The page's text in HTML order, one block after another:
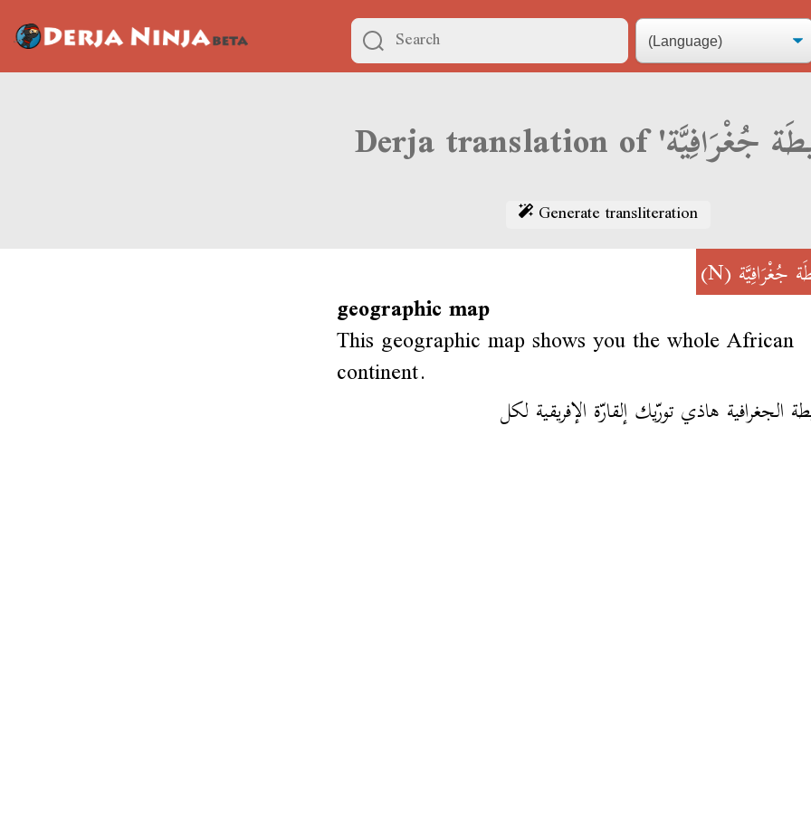
Generate transliteration
جُغْرَافِيَّة(N)
geographic map
This geographic map shows you the whole African
continent.
الجغرافية هاذي تورّيك إلقارّة الإفريقية لكل